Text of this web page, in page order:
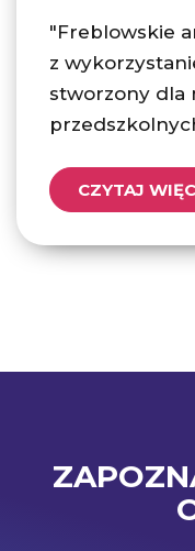
"Freblowskie
z
stworzony dla
CZYTAJ